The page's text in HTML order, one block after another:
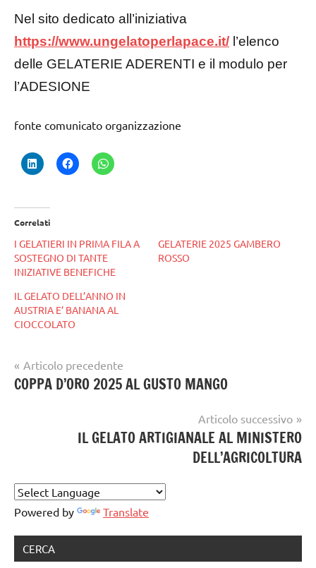
Nel sito dedicato all’iniziativa
https://www.ungelatoperlapace.it/ l’elenco
delle GELATERIE ADERENTI e il modulo per
l’ADESIONE
fonte comunicato organizzazione
Correlati
I GELATIERI IN PRIMA FILA A
SOSTEGNO DI TANTE
INIZIATIVE BENEFICHE
GELATERIE 2025 GAMBERO
ROSSO
IL GELATO DELL’ANNO IN
AUSTRIA E’ BANANA AL
CIOCCOLATO
gelatoperlapace
gelataio
gelato
artigianale
Navigazione
articoli
Articolo precedente
COPPA D’ORO 2025 AL GUSTO MANGO
Articolo successivo
IL GELATO ARTIGIANALE AL MINISTERO
DELL’AGRICOLTURA
Powered by Translate
CERCA